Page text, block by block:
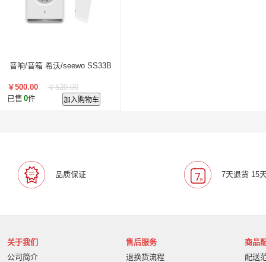
音响/音箱 希沃/seewo SS33B
￥500.00
￥520.00
已售 0件 加入购物车
品质保证 7天退货 15
关于我们
公司简介
售后服务
退换货流程
商品
配送